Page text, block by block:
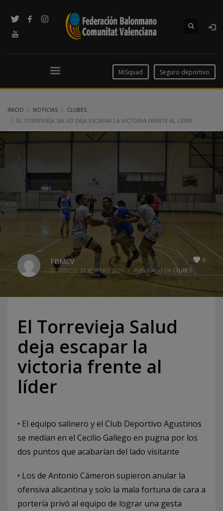
MiSquad Seguro deportivo
INICIO NOTICIAS
CLUBES
EL TORREVIEJA SALUD DEJA ESCAPAR LA VICTORIA FRENTE AL LÍDER
0
FBMCV
DOMINGO, 21 FEBRERO 2021 / PUBLICADO EN CLUBES
El Torrevieja Salud
deja escapar la
victoria frente al
líder
• El equipo salinero y el Club Deportivo Agustinos
se medían en el Cecilio Gallego en pugna por los
dos puntos que acabarían del lado visitante
• Los de Antonio Cámeron supieron anular la
ofensiva alicantina y solo la mala fortuna de cara a
portería privó al equipo de lograr una gesta